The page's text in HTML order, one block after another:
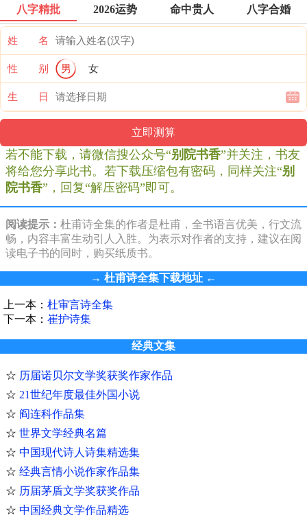
八字精批 2026运势 命中贵人 八字合婚
姓 名
性 别 男 女
生 日
若不能下载，请微信搜公众号“别院书香”并关注，书友
将给您分享此书。若下载压缩包有密码，同样关注“别
院书香”，回复“解压密码”即可。
阅读提示： 杜甫诗全集的作者是杜甫，全书语言优美，行文流
畅，内容丰富生动引人入胜。为表示对作者的支持，建议在阅
读电子书的同时，购买纸质书。
→ 杜甫诗全集下载地址 ←
上一本： 杜审言诗全集
下一本： 崔护诗集
经典文集
☆ 历届诺贝尔文学奖获奖作家作品
☆ 21世纪年度最佳外国小说
☆ 阎连科作品集
☆ 世界文学经典名篇
☆ 中国现代诗人诗集精选集
☆ 经典言情小说作家作品集
☆ 历届茅盾文学奖获奖作品
☆ 中国经典文学作品精选